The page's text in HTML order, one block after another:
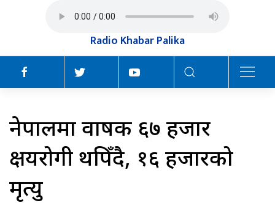
Radio Khabar Palika
नेपालमा वार्षिक ६७ हजार
क्षयरोगी थपिँदै, १६ हजारको
मृत्यु